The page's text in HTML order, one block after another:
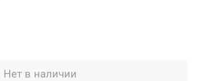
Нет в наличии